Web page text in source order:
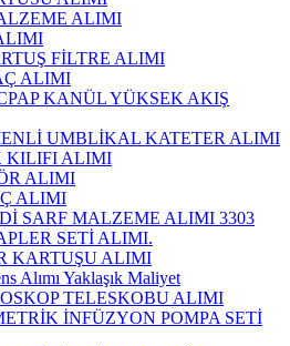
ALIMI
FİLTRE ALIMI
ALIMI
KANÜL YÜKSEK AKIŞ
UMBLİKAL KATETER ALIMI
KILIFI ALIMI
ALIMI
ALIMI
SARF MALZEME ALIMI 3303
SETİ ALIMI.
KARTUŞU ALIMI
Alımı Yaklaşık Maliyet
TELESKOBU ALIMI
İNFÜZYON POMPA SETİ